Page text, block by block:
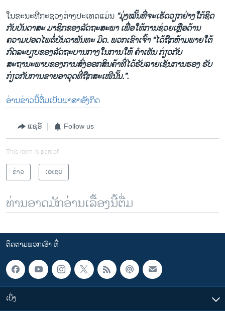
ໃນຂະນະທີ່ກະຊວງຕ່າງປະ​ເທດແມ່ນ “ມຸ່ງໝັ້ນທີ່ຈະເຮັດວຽກຢ່າງໃກ້ຊິດ
ກັບບັນດາສະ ມາຊິກຂອງລັດຖະສະພາ ເພື່ອໃຫ້ການຊ່ວຍເຫຼືອດ້ານ
ຄວາມປອດໄພຕໍ່ບັນດາພັນທະ ມິດ. ພວກເຂົາເຈົ້າ “ໄດ້ຖືກຫ້າມພາຍໃຕ້
ກົດລະບຽບຂອງລັດຖະບານກາງໃນການໃຫ້ ຄຳເຫັນ ກ່ຽວກັບ
ສະຖານະພາບຂອງການສົ່ງອອກສິນຄ້າທີ່ໄດ້ຮັບລາຍເຊັນການຮອງ ຮັບ
ກ່ຽວກັບການຂາຍອາວຸດທີ່ຖືກສະເໜີນັ້ນ.”.
ອ່ານຂ່າວນີ້ຕື່ມເປັນພາສາອັງກິດ
ແຊຣ໌ Follow us
This item is part of
ຂ່າວ
ເອເຊຍ
ທ່ານອາດມັກອ່ານເລື້ອງນີ້ຕື່ມ
ຕິດຕາມພວກເຮົາ ທີ່
ເບິ່ງ